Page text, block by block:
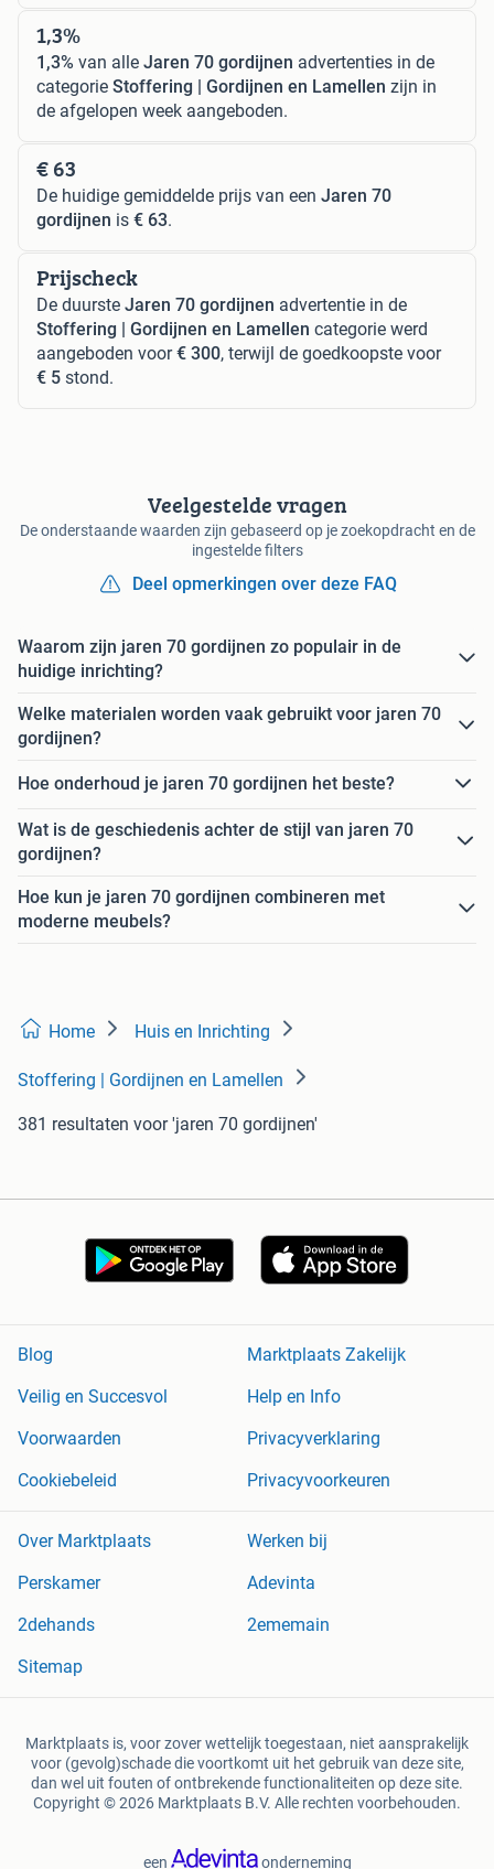
1,3%
1,3% van alle Jaren 70 gordijnen advertenties in de
categorie Stoffering | Gordijnen en Lamellen zijn in
de afgelopen week aangeboden.
€ 63
De huidige gemiddelde prijs van een Jaren 70
gordijnen is € 63.
Prijscheck
De duurste Jaren 70 gordijnen advertentie in de
Stoffering | Gordijnen en Lamellen categorie werd
aangeboden voor€ 300, terwijl de goedkoopste voor
€ 5 stond.
Veelgestelde vragen
De onderstaande waarden zijn gebaseerd op je zoekopdracht en de
ingestelde filters
Deel opmerkingen over deze FAQ
Waarom zijn jaren 70 gordijnen zo populair in de
huidige inrichting?
Welke materialen worden vaak gebruikt voor jaren 70
gordijnen?
Hoe onderhoud je jaren 70 gordijnen het beste?
Wat is de geschiedenis achter de stijl van jaren 70
gordijnen?
Hoe kun je jaren 70 gordijnen combineren met
moderne meubels?
Home Huis en Inrichting
Stoffering | Gordijnen en Lamellen
381 resultaten voor 'jaren 70 gordijnen'
Blog
Marktplaats Zakelijk
Veilig en Succesvol
Help en Info
Voorwaarden
Privacyverklaring
Cookiebeleid
Privacyvoorkeuren
Over Marktplaats
Werken bij
Perskamer
Adevinta
2dehands
2ememain
Sitemap
Marktplaats is, voor zover wettelijk toegestaan, niet aansprakelijk
voor (gevolg)schade die voortkomt uit het gebruik van deze site,
dan wel uit fouten of ontbrekende functionaliteiten op deze site.
Copyright © 2026 Marktplaats B.V. Alle rechten voorbehouden.
een onderneming